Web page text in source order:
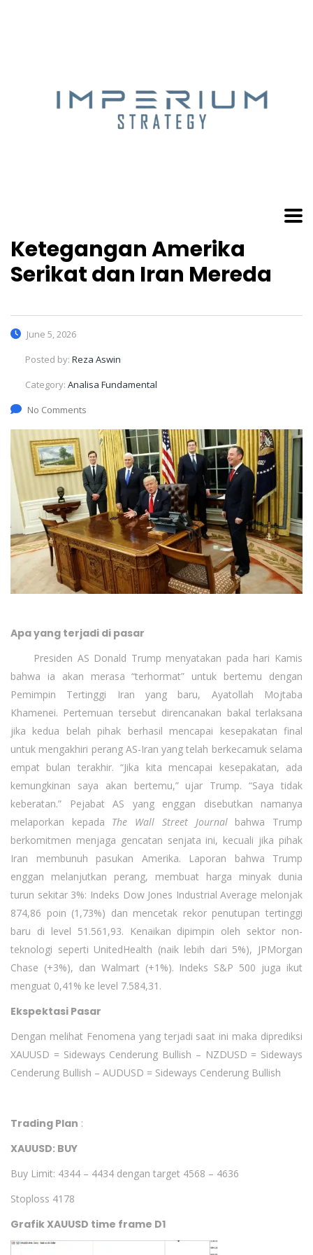
Ketegangan Amerika
Serikat dan Iran Mereda
June 5, 2026
Posted by: Reza Aswin
Category: Analisa Fundamental
No Comments
Apa yang terjadi di pasar
Presiden AS Donald Trump menyatakan pada hari Kamis
bahwa ia akan merasa “terhormat” untuk bertemu dengan
Pemimpin Tertinggi Iran yang baru, Ayatollah Mojtaba
Khamenei. Pertemuan tersebut direncanakan bakal terlaksana
jika kedua belah pihak berhasil mencapai kesepakatan final
untuk mengakhiri perang AS-Iran yang telah berkecamuk selama
empat bulan terakhir. “Jika kita mencapai kesepakatan, ada
kemungkinan saya akan bertemu,” ujar Trump. “Saya tidak
keberatan.” Pejabat AS yang enggan disebutkan namanya
melaporkan kepada The Wall Street Journalbahwa Trump
berkomitmen menjaga gencatan senjata ini, kecuali jika pihak
Iran membunuh pasukan Amerika. Laporan bahwa Trump
enggan melanjutkan perang, membuat harga minyak dunia
turun sekitar 3%: Indeks Dow Jones Industrial Average melonjak
874,86 poin (1,73%) dan mencetak rekor penutupan tertinggi
baru di level 51.561,93. Kenaikan dipimpin oleh sektor non-
teknologi seperti UnitedHealth (naik lebih dari 5%), JPMorgan
Chase (+3%), dan Walmart (+1%). Indeks S&P 500 juga ikut
menguat 0,41% ke level 7.584,31.
Ekspektasi Pasar
Dengan melihat Fenomena yang terjadi saat ini maka diprediksi
XAUUSD = Sideways Cenderung Bullish – NZDUSD = Sideways
Cenderung Bullish – AUDUSD = Sideways Cenderung Bullish
Trading Plan :
XAUUSD: BUY
Buy Limit: 4344 – 4434 dengan target 4568 – 4636
Stoploss 4178
Grafik XAUUSD time frame D1